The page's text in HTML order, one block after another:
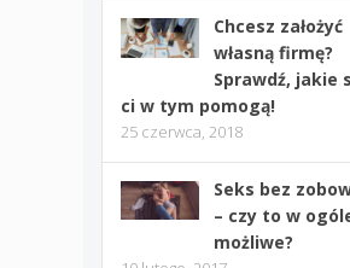
Chcesz założyć
własną firmę?
Sprawdź, jakie
ci w tym pomogą!
25 czerwca, 2018
Seks bez
– czy to w
możliwe?